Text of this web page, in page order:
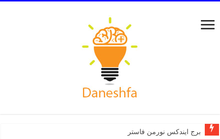
برج ایندکس نورمن فاستر